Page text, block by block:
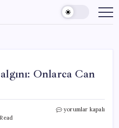
Onlarca Can
Kongo’da
yorumlar kapalı